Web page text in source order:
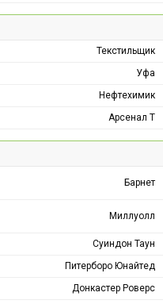
Текстильщик
Уфа
Нефтехимик
Арсенал Т
Барнет
Миллуолл
Суиндон Таун
Питерборо Юнайтед
Донкастер Роверс